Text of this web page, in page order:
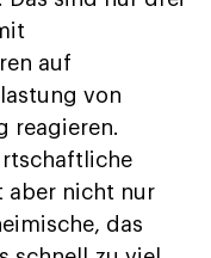
auf
von
reagieren.
aber nicht nur
das